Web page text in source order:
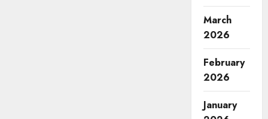
March
2026
February
2026
January